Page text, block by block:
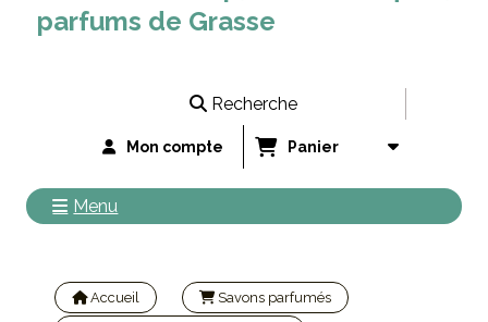
parfums de Grasse
Recherche
Mon compte Panier
Menu
Accueil Savons parfumés